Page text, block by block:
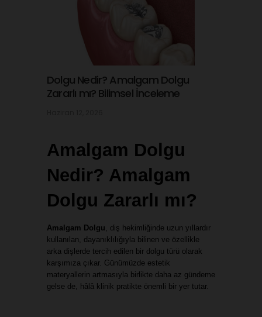
Dolgu Nedir? Amalgam Dolgu
Zararlı mı? Bilimsel İnceleme
Amalgam Dolgu
Nedir? Amalgam
Dolgu Zararlı mı?
Amalgam Dolgu, diş hekimliğinde uzun yıllardır
kullanılan, dayanıklılığıyla bilinen ve özellikle
arka dişlerde tercih edilen bir dolgu türü olarak
karşımıza çıkar. Günümüzde estetik
materyallerin artmasıyla birlikte daha az gündeme
gelse de, hâlâ klinik pratikte önemli bir yer tutar.